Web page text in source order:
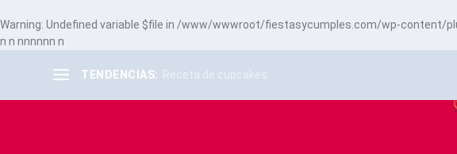
Warning: Undefined variable $file in /www/wwwroot/fiestasycumples.com/wp-content/
n n nnnnnn n
TENDENCIAS: Receta de cupcakes